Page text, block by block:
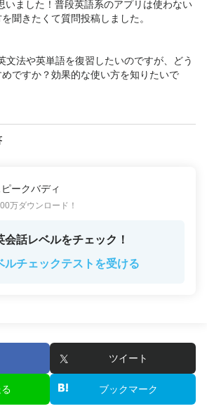
いました！普段英語系のアプリは使わない
聞きたくて質問投稿しました。
文法や英単語を復習したいのですが、どう
ですか？効果的な使い方を知りたいで
ークバディ
万ダウンロード！
話レベルをチェック！
ルチェックテストを受ける
ツイート
ブックマーク